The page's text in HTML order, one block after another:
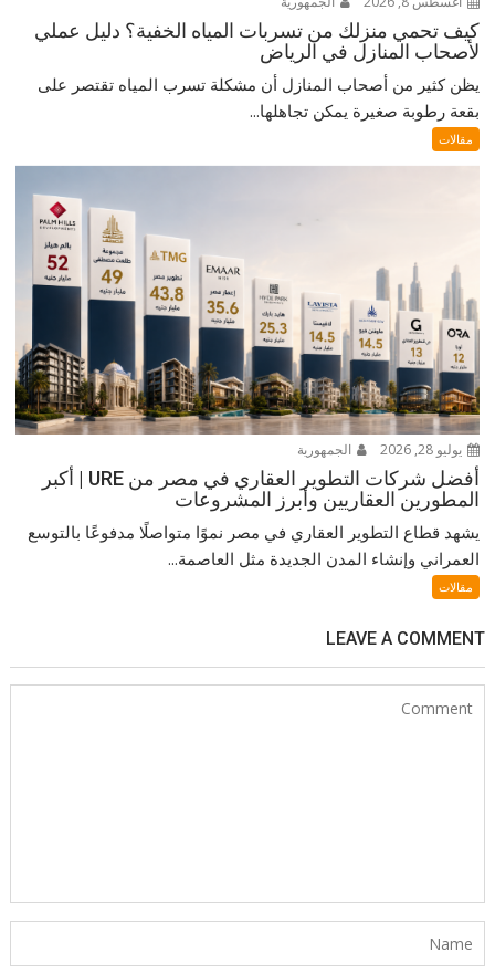
كيف تحمي منزلك من تسربات المياه الخفية؟ دليل عملي
لأصحاب المنازل في الرياض
يظن كثير من أصحاب المنازل أن مشكلة تسرب المياه تقتصر على
بقعة رطوبة صغيرة يمكن تجاهلها...
مقالات
يوليو 28, 2026 الجمهورية
أفضل شركات التطوير العقاري في مصر من URE | أكبر
المطورين العقاريين وأبرز المشروعات
يشهد قطاع التطوير العقاري في مصر نموًا متواصلًا مدفوعًا بالتوسع
العمراني وإنشاء المدن الجديدة مثل العاصمة...
مقالات
LEAVE A COMMENT